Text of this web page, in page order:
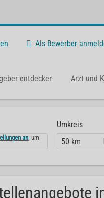
Als Bewerber
entdecken Arzt und
an, um
Umkreis
50 km